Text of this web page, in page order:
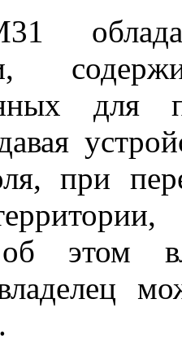
для
при
этом